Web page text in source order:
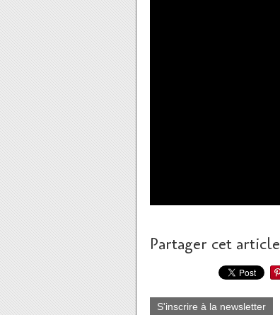
Partager cet article
S'inscrire à la newsletter